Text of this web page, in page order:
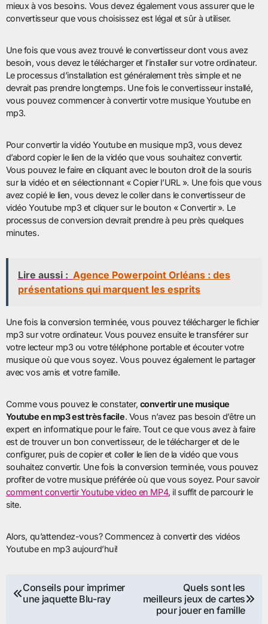
mieux à vos besoins. Vous devez également vous assurer que le
convertisseur que vous choisissez est légal et sûr à utiliser.
Une fois que vous avez trouvé le convertisseur dont vous avez
besoin, vous devez le télécharger et l’installer sur votre ordinateur.
Le processus d’installation est généralement très simple et ne
devrait pas prendre longtemps. Une fois le convertisseur installé,
vous pouvez commencer à convertir votre musique Youtube en
mp3.
Pour convertir la vidéo Youtube en musique mp3, vous devez
d’abord copier le lien de la vidéo que vous souhaitez convertir.
Vous pouvez le faire en cliquant avec le bouton droit de la souris
sur la vidéo et en sélectionnant « Copier l’URL ». Une fois que vous
avez copié le lien, vous devez le coller dans le convertisseur de
vidéo Youtube mp3 et cliquer sur le bouton « Convertir ». Le
processus de conversion devrait prendre à peu près quelques
minutes.
Lire aussi : Agence Powerpoint Orléans : des
présentations qui marquent les esprits
Une fois la conversion terminée, vous pouvez télécharger le fichier
mp3 sur votre ordinateur. Vous pouvez ensuite le transférer sur
votre lecteur mp3 ou votre téléphone portable et écouter votre
musique où que vous soyez. Vous pouvez également le partager
avec vos amis et votre famille.
Comme vous pouvez le constater, convertir une musique
Youtube en mp3 est très facile. Vous n’avez pas besoin d’être un
expert en informatique pour le faire. Tout ce que vous avez à faire
est de trouver un bon convertisseur, de le télécharger et de le
configurer, puis de copier et coller le lien de la vidéo que vous
souhaitez convertir. Une fois la conversion terminée, vous pouvez
profiter de votre musique préférée où que vous soyez. Pour savoir
comment convertir Youtube video en MP4, il suffit de parcourir le
site.
Alors, qu’attendez-vous? Commencez à convertir des vidéos
Youtube en mp3 aujourd’hui!
Navigation
Conseils pour imprimer
une jaquette Blu-ray
Quels sont les
meilleurs jeux de cartes
pour jouer en famille